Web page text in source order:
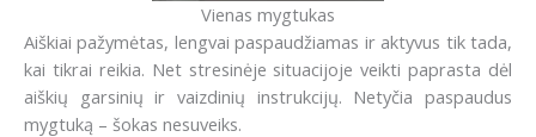
Vienas mygtukas
Aiškiai pažymėtas, lengvai paspaudžiamas ir aktyvus tik tada,
kai tikrai reikia. Net stresinėje situacijoje veikti paprasta dėl
aiškių garsinių ir vaizdinių instrukcijų. Netyčia paspaudus
mygtuką – šokas nesuveiks.